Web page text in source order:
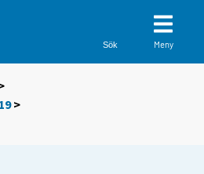
Sök Meny
>